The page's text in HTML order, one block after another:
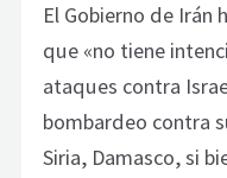
El Gobierno de Irán
que «no tiene
ataques contra
bombardeo contra
Siria, Damasco, si